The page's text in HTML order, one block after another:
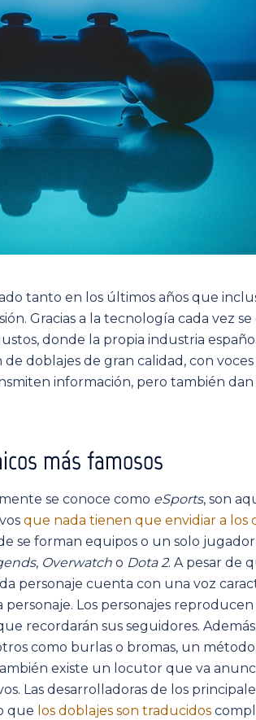
tanto en los últimos años que
Gracias a la tecnología cada vez
donde la propia industria
doblajes de gran calidad, con
información, pero también
más famosos
se conoce como eSports, son
que nada tienen que envidiar a los
se forman equipos o un solo
, Overwatch o Dota 2. A pesar de
personaje cuenta con una voz
Los personajes reproducen
recordarán sus seguidores.
como burlas o bromas, un
existe un locutor que va
Las desarrolladoras de los
que los doblajes son traducidos